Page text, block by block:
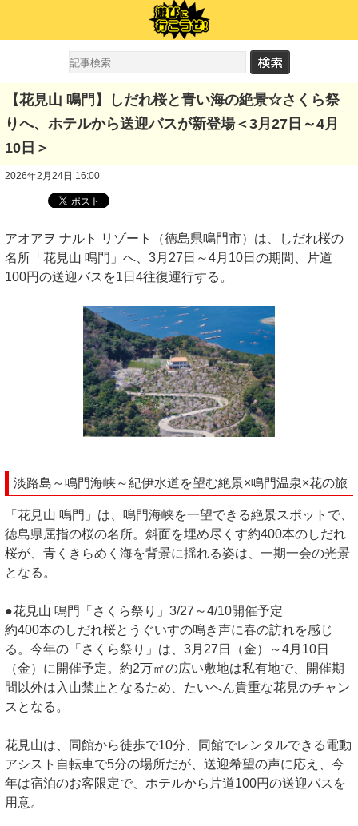
【花見山 鳴門】しだれ桜と青い海の絶景☆さくら祭
りへ、ホテルから送迎バスが新登場＜3月27日～4月
10日＞
2026年2月24日 16:00
アオアヲ ナルト リゾート（徳島県鳴門市）は、しだれ桜の
名所「花見山 鳴門」へ、3月27日～4月10日の期間、片道
100円の送迎バスを1日4往復運行する。
淡路島～鳴門海峡～紀伊水道を望む絶景×鳴門温泉×花の旅
「花見山 鳴門」は、鳴門海峡を一望できる絶景スポットで、
徳島県屈指の桜の名所。斜面を埋め尽くす約400本のしだれ
桜が、青くきらめく海を背景に揺れる姿は、一期一会の光景
となる。
●花見山 鳴門「さくら祭り」3/27～4/10開催予定
約400本のしだれ桜とうぐいすの鳴き声に春の訪れを感じ
る。今年の「さくら祭り」は、3月27日（金）～4月10日
（金）に開催予定。約2万㎡の広い敷地は私有地で、開催期
間以外は入山禁止となるため、たいへん貴重な花見のチャン
スとなる。
花見山は、同館から徒歩で10分、同館でレンタルできる電動
アシスト自転車で5分の場所だが、送迎希望の声に応え、今
年は宿泊のお客限定で、ホテルから片道100円の送迎バスを
用意。